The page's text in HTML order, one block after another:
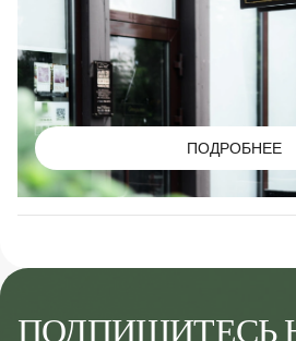
ПОДРОБНЕЕ
ПОДПИШИТЕСЬ